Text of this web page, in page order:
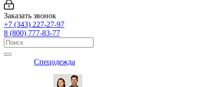
Заказать звонок
+7 (343) 227-27-97
8 (800) 777-83-77
Спецодежда